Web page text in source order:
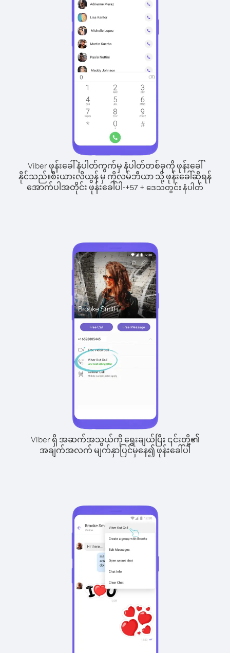
Viber ဖုန်းခေါ်နံပါတ်ကွက်မှ နံပါတ်တစ်ခုကို ဖုန်းခေါ်
နိုင်သည်။စီးယားလိယွန် မှ ကိုလမ်ဘီယာ သို့ ဖုန်းခေါ်ဆိုရန်
အောက်ပါအတိုင်း ဖုန်းခေါ်ပါ-+57 + ဒေသတွင်း နံပါတ်
Viber ရှိ အဆက်အသွယ်ကို ရွေးချယ်ပြီး ၎င်းတို့၏
အချက်အလက် မျက်နှာပြင်မှနေ၍ ဖုန်းခေါ်ပါ